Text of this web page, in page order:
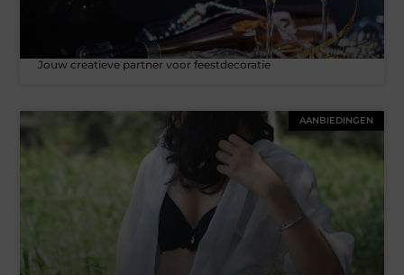
Jouw creatieve partner voor feestdecoratie
AANBIEDINGEN